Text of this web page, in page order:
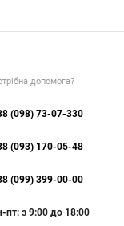
допомога?
(098) 73-07-330
(093) 170-05-48
(099) 399-00-00
пт: з 9:00 до 18:00